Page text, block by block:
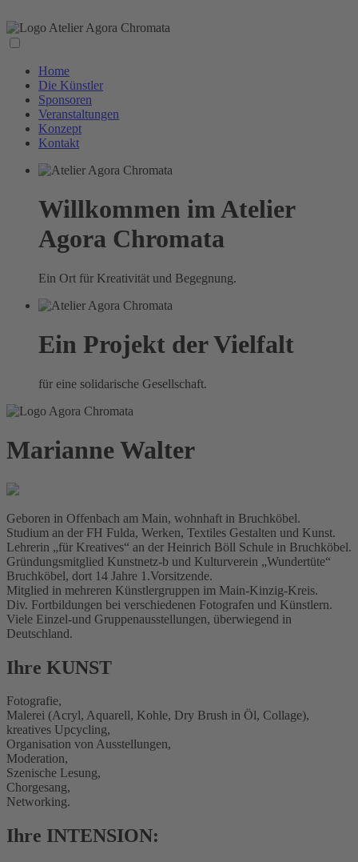
Home
Die Künstler
Sponsoren
Veranstaltungen
Konzept
Kontakt
Willkommen im Atelier
Agora Chromata
Ein Ort für Kreativität und Begegnung.
Ein Projekt der Vielfalt
für eine solidarische Gesellschaft.
Marianne Walter
Geboren in Offenbach am Main, wohnhaft in Bruchköbel.
Studium an der FH Fulda, Werken, Textiles Gestalten und Kunst.
Lehrerin „für Kreatives“ an der Heinrich Böll Schule in Bruchköbel.
Gründungsmitglied Kunstnetz-b und Kulturverein „Wundertüte“
Bruchköbel, dort 14 Jahre 1.Vorsitzende.
Mitglied in mehreren Künstlergruppen im Main-Kinzig-Kreis.
Div. Fortbildungen bei verschiedenen Fotografen und Künstlern.
Viele Einzel-und Gruppenausstellungen, überwiegend in
Deutschland.
Ihre KUNST
Fotografie,
Malerei (Acryl, Aquarell, Kohle, Dry Brush in Öl, Collage),
kreatives Upcycling,
Organisation von Ausstellungen,
Moderation,
Szenische Lesung,
Chorgesang,
Networking.
Ihre INTENSION: